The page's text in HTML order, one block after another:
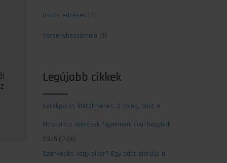
Úszás edzések(2)
Versenybeszámoló (3)
Legújabb cikkek
Kerékpáros laktátmérés: 3 dolog, amit a
klasszikus mérések figyelmen kívül hagynak
2025.07.08.
Szenvedés vagy siker? Egy adat elárulja a